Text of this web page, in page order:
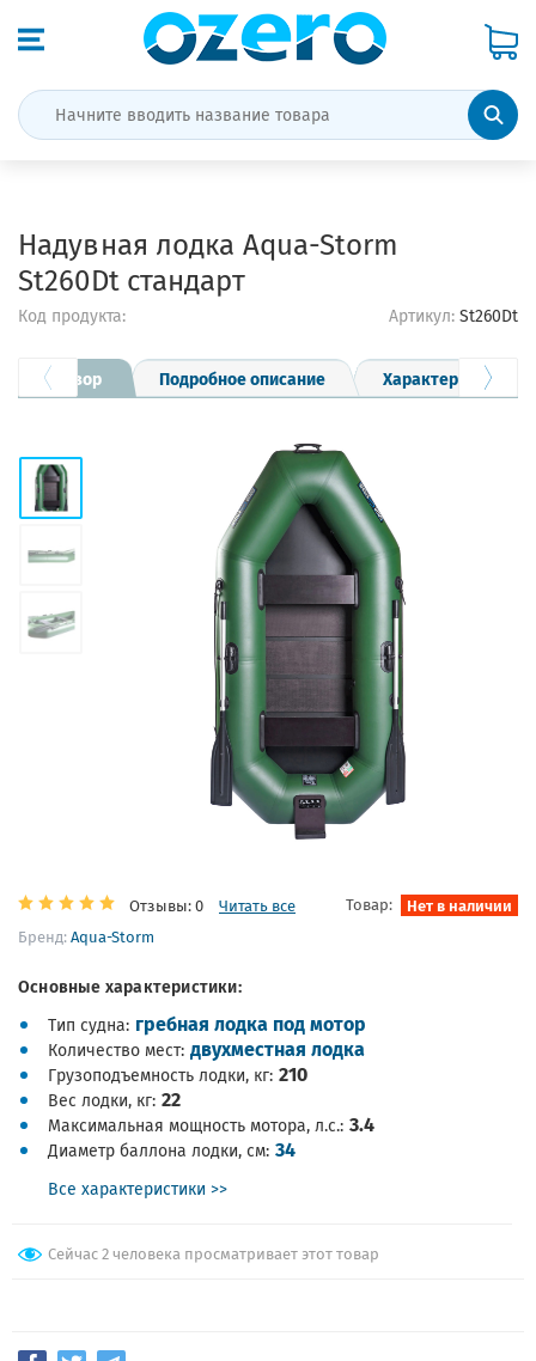
Надувная лодка Aqua-Storm
St260Dt стандарт
Код продукта: Артикул: St260Dt
Обзор Подробное описание Характеристики
Отзывы: 0 Читать все Товар: Нет в наличии
Бренд:Aqua-Storm
Основные характеристики:
Тип судна гребная лодка под мотор
Количество мест двухместная лодка
Грузоподъемность лодки, кг 210
Вес лодки, кг 22
Максимальная мощность мотора, л.с. 3.4
Диаметр баллона лодки, см 34
Все характеристики >>
Сейчас 2 человека просматривает этот товар